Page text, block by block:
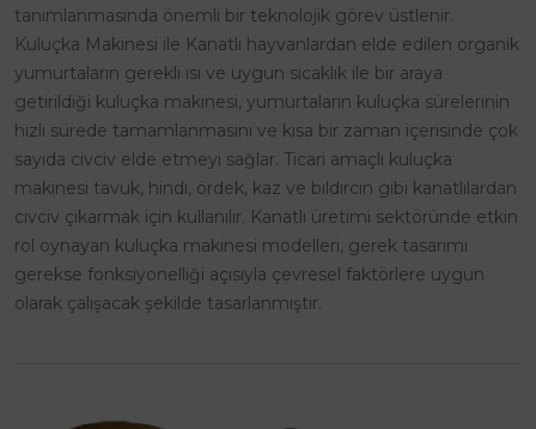
tanımlanmasında önemli bir teknolojik görev üstlenir.
Kuluçka Makinesi ile Kanatlı hayvanlardan elde edilen organik
yumurtaların gerekli ısı ve uygun sıcaklık ile bir araya
getirildiği kuluçka makinesi, yumurtaların kuluçka sürelerinin
hızlı sürede tamamlanmasını ve kısa bir zaman içerisinde çok
sayıda civciv elde etmeyi sağlar. Ticari amaçlı kuluçka
makinesi tavuk, hindi, ördek, kaz ve bıldırcın gibi kanatlılardan
civciv çıkarmak için kullanılır. Kanatlı üretimi sektöründe etkin
rol oynayan kuluçka makinesi modelleri, gerek tasarımı
gerekse fonksiyonelliği açısıyla çevresel faktörlere uygun
olarak çalışacak şekilde tasarlanmıştır.